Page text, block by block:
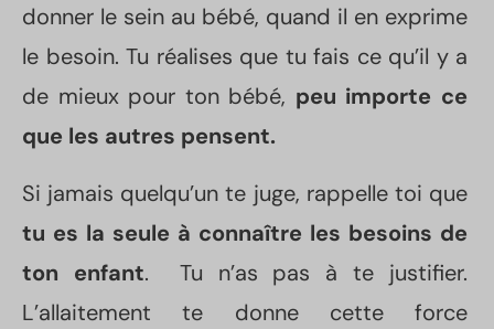
donner le sein au bébé, quand il en exprime
le besoin. Tu réalises que tu fais ce qu’il y a
de mieux pour ton bébé, peu importe ce
que les autres pensent.
Si jamais quelqu’un te juge, rappelle toi que
tu es la seule à connaître les besoins de
ton enfant. Tu n’as pas à te justifier.
L’allaitement te donne cette force
Relance ta lactation
en moins de 3 semaines
clair.
Tu veux :
du
lait en abondance